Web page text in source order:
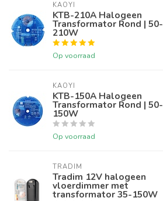
KAOYI
KTB-210A Halogeen
Transformator Rond | 50-
210W
Op voorraad
KAOYI
KTB-150A Halogeen
Transformator Rond | 50-
150W
Op voorraad
TRADIM
Tradim 12V halogeen
vloerdimmer met
transformator 35-150W